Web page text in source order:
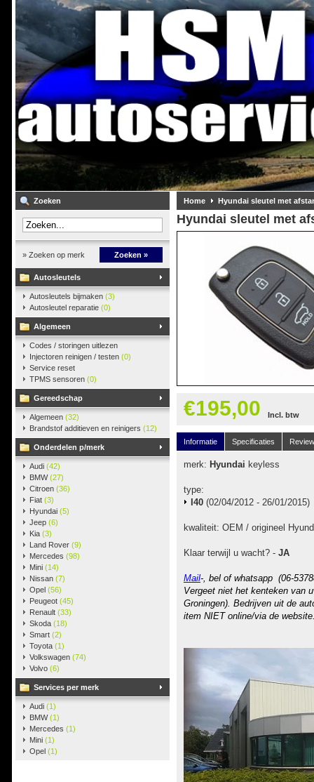
Zoeken
» Zoeken op merk Zoeken »
Autosleutels
Autosleutels bijmaken (3)
Autosleutel reparatie (0)
Algemeen
Codes / storingen uitlezen
Injectoren reinigen / testen (0)
Service reset
TPMS sensoren (0)
Gereedschap
Algemeen (32)
Brandstof additieven en reinigers (12)
Onderdelen p/merk
Audi (42)
BMW(27)
Citroen (36)
Fiat (3)
Hyundai (5)
Jeep (6)
Kia (3)
Land Rover (9)
Mercedes (98)
Mini (14)
Nissan (7)
Opel (56)
Peugeot (45)
Renault (33)
Skoda (18)
Smart (2)
Toyota (1)
Volkswagen (74)
Volvo (6)
Services per merk
Audi (1)
BMW(1)
Mercedes (1)
Mini (1)
Opel (1)
Home Hyundai sleutel met
Hyundai sleutel met
€195,00 Incl. btw
Informatie Specificaties
merk: Hyundai keyless
type:
I40 (02/04/2012 - 26/01/2015)
kwaliteit: OEM / origineel
Klaar terwijl u wacht? - JA
Mail-, bel of whatsapp (06-
Vergeet niet het kenteken van
Groningen). Bedrijven uit de
item NIET online/via de